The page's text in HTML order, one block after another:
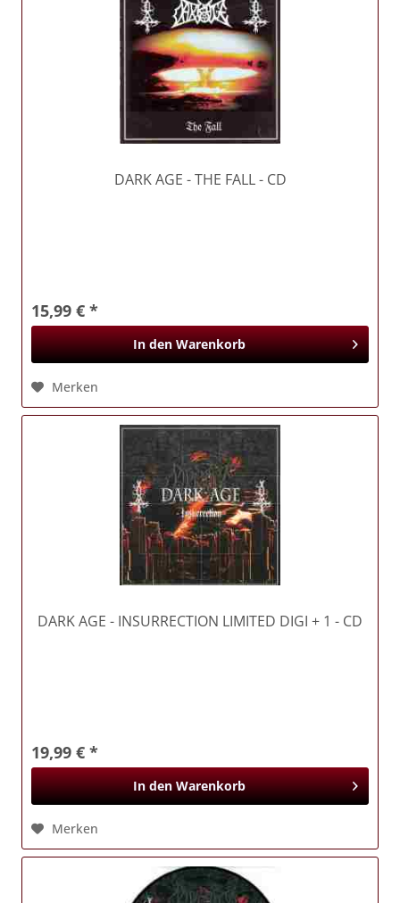
DARK AGE - THE FALL - CD
15,99 € *
In den Warenkorb
Merken
DARK AGE - INSURRECTION LIMITED DIGI + 1 - CD
19,99 € *
In den Warenkorb
Merken